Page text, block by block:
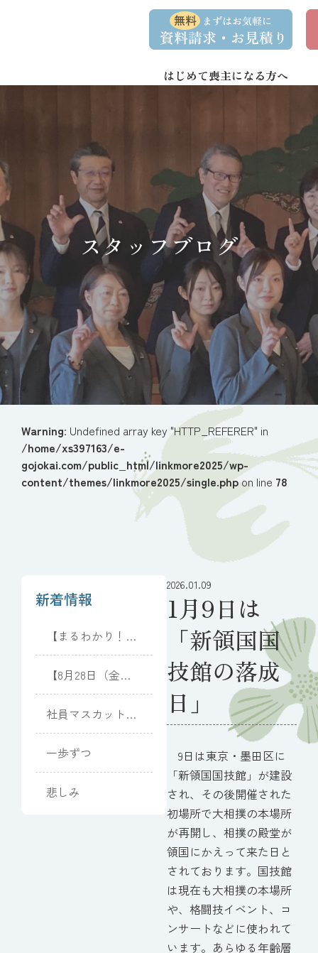
プ
動
資
求
問
事
談
はじめて喪主になる方へ
スタッフブログ
Warning: Undefined array key "HTTP_REFERER" in
/home/xs397163/e-
gojokai.com/public_html/linkmore2025/wp-
content/themes/linkmore2025/single.phpon line 78
新着情報
【まるわかり！葬
儀のマナー
】
「御霊前」と「御
仏前」の違い
【8月28日（金）
開催】向日葵と夏
光のピアノコンサ
ート
社員マスカット
(Muscat)
一歩ずつ
悲しみ
2026.01.09
1月9日は
「新領国国
技館の落成
日」
9日は東京・墨田区に
「新領国国技館」が建設
され、その後開催された
初場所で大相撲の本場所
が再開し、相撲の殿堂が
領国にかえって来た日と
されております。国技館
は現在も大相撲の本場所
や、格闘技イベント、コ
ンサートなどに使われて
います。あらゆる年齢層